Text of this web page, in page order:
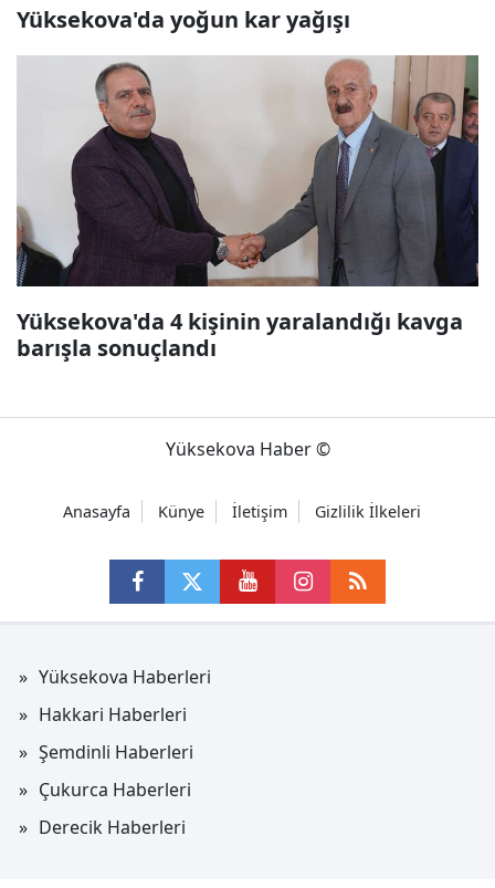
Yüksekova'da yoğun kar yağışı
Yüksekova'da 4 kişinin yaralandığı kavga
barışla sonuçlandı
Yüksekova Haber ©
Anasayfa Künye İletişim Gizlilik İlkeleri
Yüksekova Haberleri
Hakkari Haberleri
Şemdinli Haberleri
Çukurca Haberleri
Derecik Haberleri